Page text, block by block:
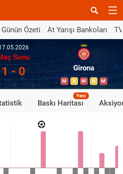
Günün Özeti At Yarışı Bankoları
Sonu
1 - 0 Girona
M B M B M
Baskı Haritası
Yeni